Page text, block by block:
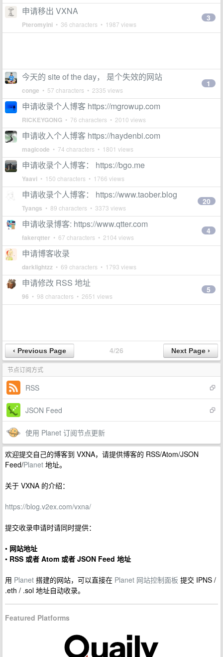
申请移出 VXNA
Pteromyini • 36 characters • 1987 views
3
今天的 site of the day， 是个失效的网站
conge • 57 characters • 2335 views
1
申请收录个人博客 https://mgrowup.com
RICKEYGONG • 76 characters • 2010 views
申请收入个人博客 https://haydenbi.com
magicode • 74 characters • 1801 views
申请收录个人博客： https://bgo.me
Yaavi • 150 characters • 1766 views
申请收录个人博客： https://www.taober.blog
Tyangs • 89 characters • 3373 views
20
申请收录博客: https://www.qtter.com
fakerqtter • 67 characters • 2104 views
4
申请博客收录
darklightzz • 69 characters • 1793 views
申请修改 RSS 地址
96 • 98 characters • 2651 views
5
4/26
节点订阅方式
RSS
JSON Feed
使用 Planet 订阅节点更新
欢迎提交自己的博客到 VXNA，请提供博客的 RSS/Atom/JSON
Feed/Planet 地址。
关于 VXNA 的介绍：
https://blog.v2ex.com/vxna/
提交收录申请时请同时提供：
• 网站地址
• RSS 或者 Atom 或者 JSON Feed 地址
用 Planet 搭建的网站，可以直接在 Planet 网站控制面板 提交 IPNS /
.eth / .sol 地址自动收录。
Featured Platforms